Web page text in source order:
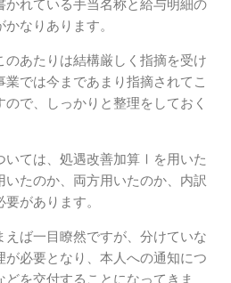
かれている手当名称と給与明細の
なりあります。
あたりは結構厳しく指摘を受け
では今まであまり指摘されてこ
で、しっかりと整理をしておく
ては、処遇改善加算Ⅰを用いた
たのか、両方用いたのか、内訳
があります。
ば一目瞭然ですが、分けていな
が必要となり、本人への通知につ
を交付することになってきま